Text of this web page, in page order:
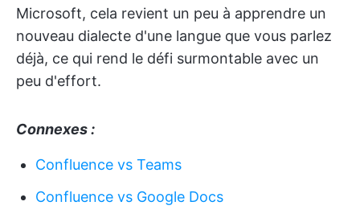
Microsoft, cela revient un peu à apprendre un
nouveau dialecte d'une langue que vous parlez
déjà, ce qui rend le défi surmontable avec un
peu d'effort.
Connexes :
Confluence vs Teams
Confluence vs Google Docs